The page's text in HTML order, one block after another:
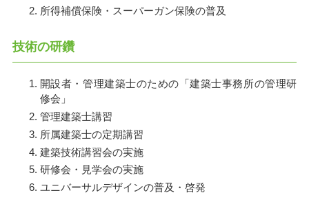
所得補償保険・スーパーガン保険の普及
技術の研鑽
開設者・管理建築士のための「建築士事務所の管理研
修会」
管理建築士講習
所属建築士の定期講習
建築技術講習会の実施
研修会・見学会の実施
ユニバーサルデザインの普及・啓発